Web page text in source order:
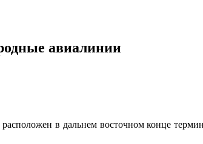
авиалинии
в дальнем восточном конце